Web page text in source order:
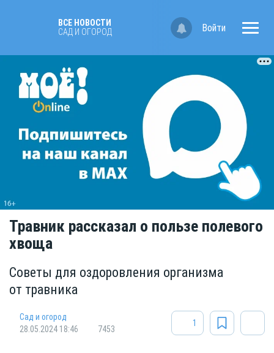
ВСЕ НОВОСТИ
САД И ОГОРОД
Войти
Травник рассказал о пользе полевого
хвоща
Советы для оздоровления организма
от травника
Сад и огород
28.05.2024 18:46
7453
1